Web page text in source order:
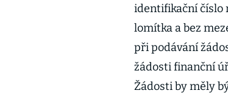
identifikační číslo
lomítka a bez
při podávání
žádosti finanční
Žádosti by měly